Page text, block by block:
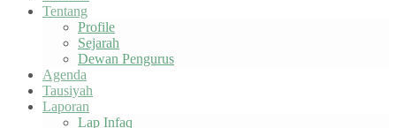
Tentang
Profile
Sejarah
Dewan Pengurus
Agenda
Tausiyah
Laporan
Lap Infaq